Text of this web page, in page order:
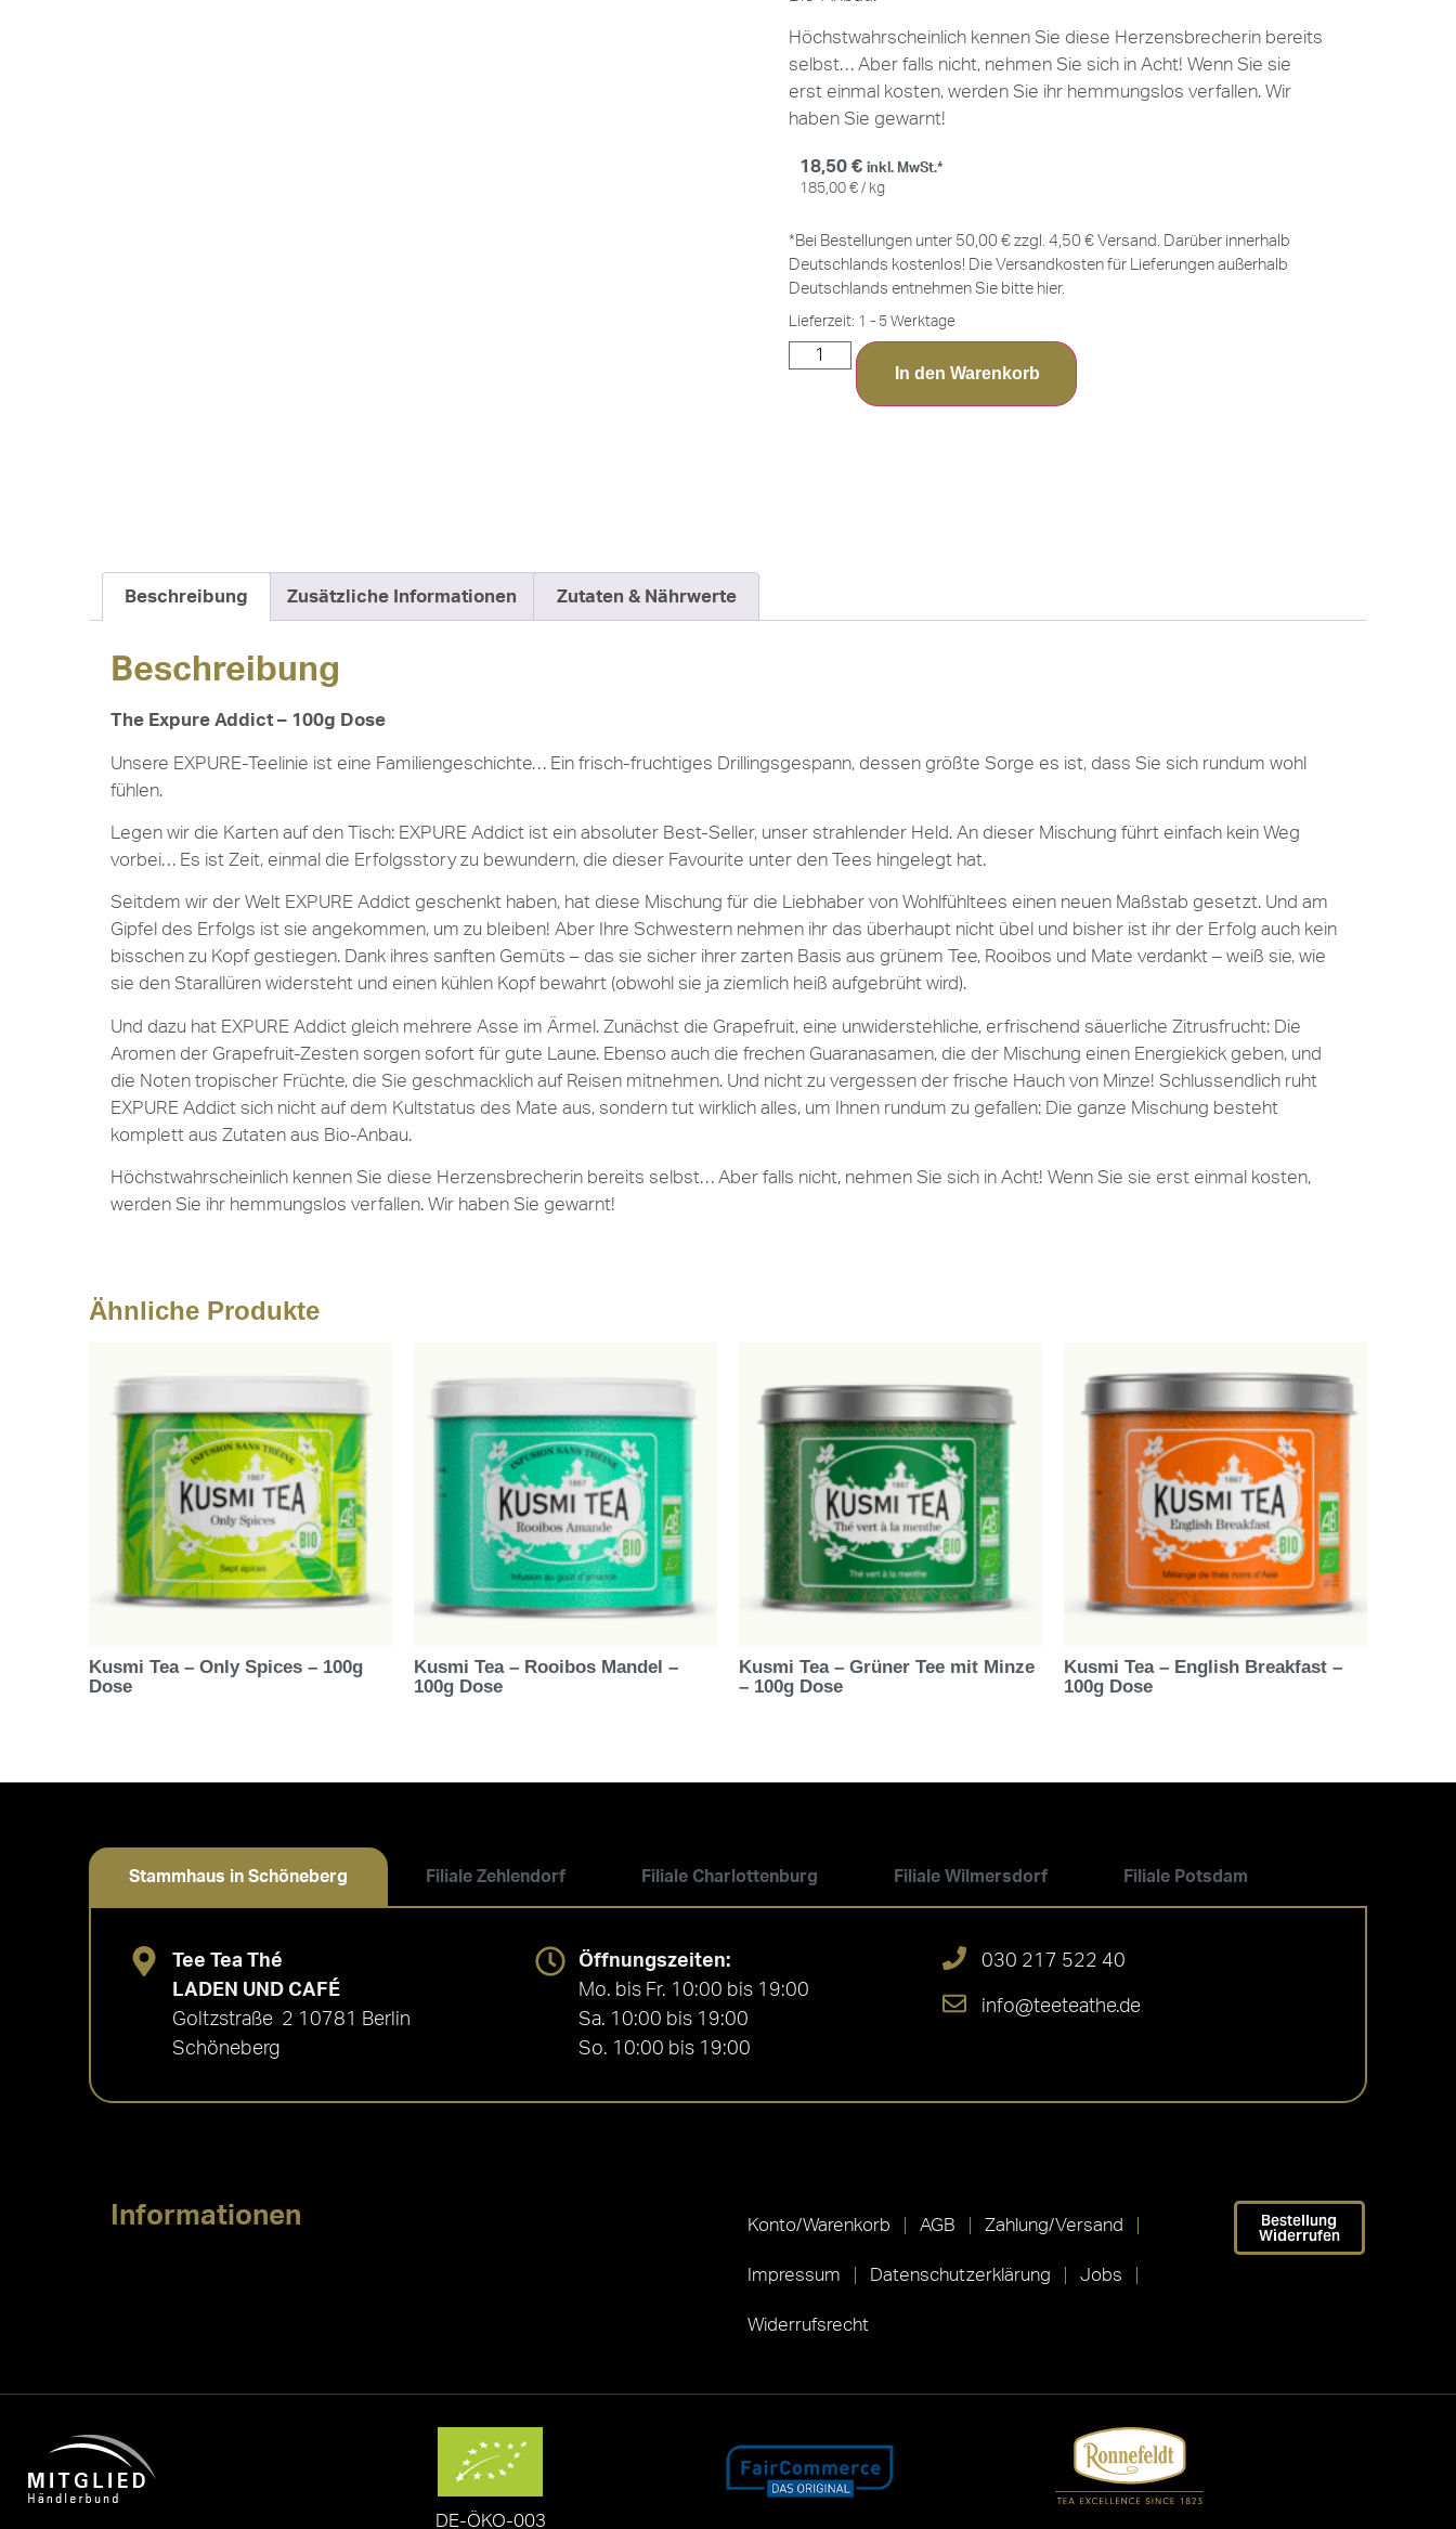
Höchstwahrscheinlich kennen Sie diese Herzensbrecherin bereits
selbst… Aber falls nicht, nehmen Sie sich in Acht! Wenn Sie sie
erst einmal kosten, werden Sie ihr hemmungslos verfallen. Wir
haben Sie gewarnt!
18,50 € inkl. MwSt.*
185,00 €/ kg
*Bei Bestellungen unter 50,00 € zzgl. 4,50 € Versand. Darüber innerhalb
Deutschlands kostenlos! Die Versandkosten für Lieferungen außerhalb
Deutschlands entnehmen Sie bitte hier.
Lieferzeit: 1 - 5 Werktage
In den Warenkorb
Beschreibung Zusätzliche Informationen Zutaten & Nährwerte
Beschreibung
The Expure Addict – 100g Dose
Unsere EXPURE-Teelinie ist eine Familiengeschichte… Ein frisch-fruchtiges Drillingsgespann, dessen größte Sorge es ist, dass Sie sich rundum wohl
fühlen.
Legen wir die Karten auf den Tisch: EXPURE Addict ist ein absoluter Best-Seller, unser strahlender Held. An dieser Mischung führt einfach kein Weg
vorbei… Es ist Zeit, einmal die Erfolgsstory zu bewundern, die dieser Favourite unter den Tees hingelegt hat.
Seitdem wir der Welt EXPURE Addict geschenkt haben, hat diese Mischung für die Liebhaber von Wohlfühltees einen neuen Maßstab gesetzt. Und am
Gipfel des Erfolgs ist sie angekommen, um zu bleiben! Aber Ihre Schwestern nehmen ihr das überhaupt nicht übel und bisher ist ihr der Erfolg auch kein
bisschen zu Kopf gestiegen. Dank ihres sanften Gemüts – das sie sicher ihrer zarten Basis aus grünem Tee, Rooibos und Mate verdankt – weiß sie, wie
sie den Starallüren widersteht und einen kühlen Kopf bewahrt (obwohl sie ja ziemlich heiß aufgebrüht wird).
Und dazu hat EXPURE Addict gleich mehrere Asse im Ärmel. Zunächst die Grapefruit, eine unwiderstehliche, erfrischend säuerliche Zitrusfrucht: Die
Aromen der Grapefruit-Zesten sorgen sofort für gute Laune. Ebenso auch die frechen Guaranasamen, die der Mischung einen Energiekick geben, und
die Noten tropischer Früchte, die Sie geschmacklich auf Reisen mitnehmen. Und nicht zu vergessen der frische Hauch von Minze! Schlussendlich ruht
EXPURE Addict sich nicht auf dem Kultstatus des Mate aus, sondern tut wirklich alles, um Ihnen rundum zu gefallen: Die ganze Mischung besteht
komplett aus Zutaten aus Bio-Anbau.
Höchstwahrscheinlich kennen Sie diese Herzensbrecherin bereits selbst… Aber falls nicht, nehmen Sie sich in Acht! Wenn Sie sie erst einmal kosten,
werden Sie ihr hemmungslos verfallen. Wir haben Sie gewarnt!
Ähnliche Produkte
Kusmi Tea – Only Spices – 100g
Dose
Kusmi Tea – Rooibos Mandel –
100g Dose
Kusmi Tea – Grüner Tee mit Minze
– 100g Dose
Kusmi Tea – English Breakfast –
100g Dose
Stammhaus in Schöneberg Filiale Zehlendorf Filiale Charlottenburg Filiale Wilmersdorf Filiale Potsdam
Tee Tea Thé
LADEN UND CAFÉ
Goltzstraße 2 10781 Berlin
Schöneberg
Öffnungszeiten:
Mo. bis Fr. 10:00 bis 19:00
Sa. 10:00 bis 19:00
So. 10:00 bis 19:00
030 217 522 40
info@teeteathe.de
Informationen Konto/Warenkorb AGB Zahlung/Versand
Impressum Datenschutzerklärung Jobs
Widerrufsrecht
Bestellung
Widerrufen
DE-ÖKO-003